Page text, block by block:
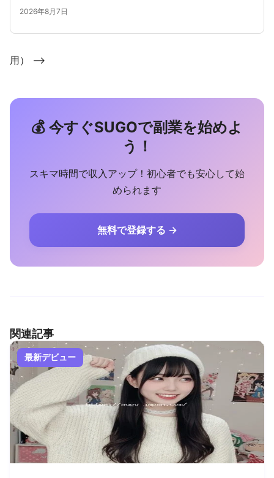
2026年8月7日
用） -->
💰 今すぐSUGOで副業を始めよ
う！
スキマ時間で収入アップ！初心者でも安心して始
められます
無料で登録する →
関連記事
最新デビュー